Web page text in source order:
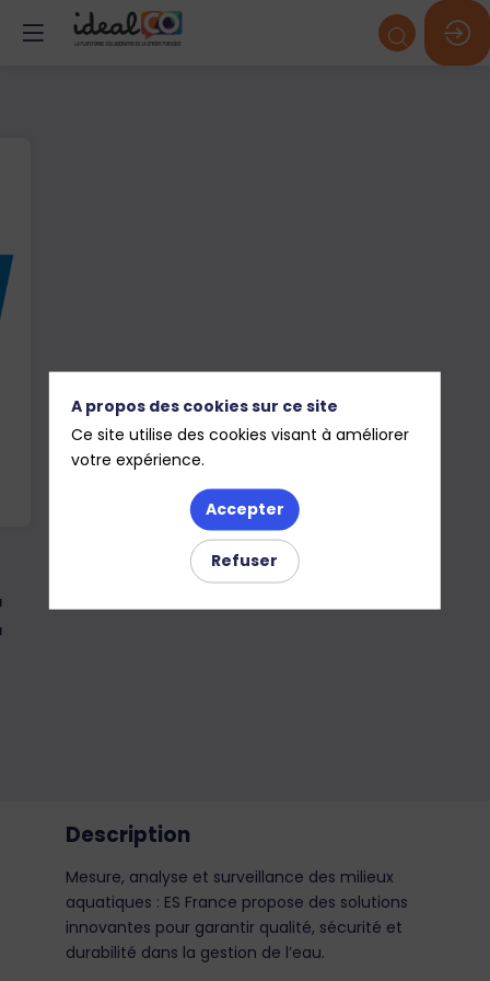
Description
Mesure, analyse et surveillance des milieux
aquatiques : ES France propose des solutions
innovantes pour garantir qualité, sécurité et
durabilité dans la gestion de l’eau.
A propos des cookies sur ce site
Ce site utilise des cookies visant à améliorer
votre expérience.
Accepter
Refuser